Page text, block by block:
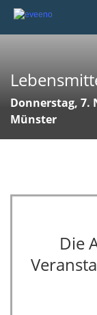
Donnerstag, 7.
Münster
Die